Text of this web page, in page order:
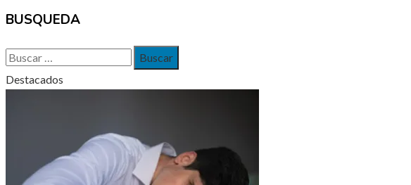
BUSQUEDA
Buscar:
Destacados